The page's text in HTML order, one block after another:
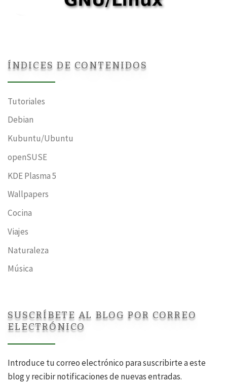
ÍNDICES DE CONTENIDOS
Tutoriales
Debian
Kubuntu/Ubuntu
openSUSE
KDE Plasma 5
Wallpapers
Cocina
Viajes
Naturaleza
Música
SUSCRÍBETE AL BLOG POR CORREO
ELECTRÓNICO
Introduce tu correo electrónico para suscribirte a este
blog y recibir notificaciones de nuevas entradas.